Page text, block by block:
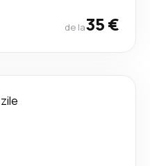
de la35 €